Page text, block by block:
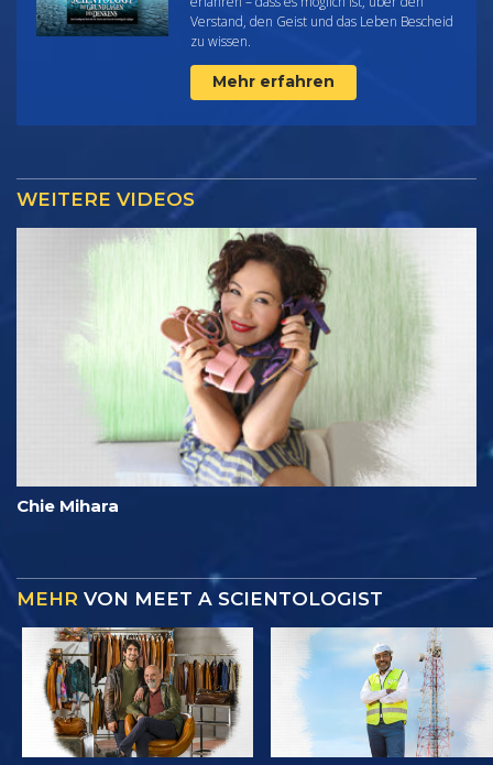
Verstand, den Geist und das Leben Bescheid
zu wissen.
Mehr erfahren
WEITERE VIDEOS
Chie Mihara
MEHR VON MEET A SCIENTOLOGIST